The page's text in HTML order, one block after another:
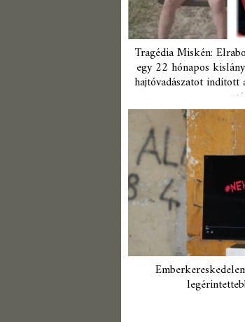
Tragédia Miskén:
egy 22 hónapos
hajtóvadászatot